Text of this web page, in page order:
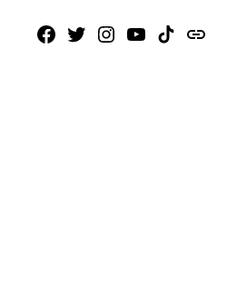
Facebook
X Instagram
YoutubeTikTokissuu